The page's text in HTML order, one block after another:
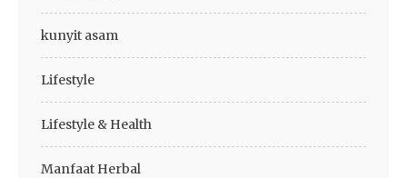
kunyit asam
Lifestyle
Lifestyle & Health
Manfaat Herbal